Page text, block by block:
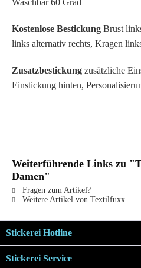
Waschbar 60 Grad
Kostenlose Bestickung Brust
links alternativ rechts, Kragen
Zusatzbestickung zusätzliche
Einstickung hinten,
Weiterführende Links zu
Damen"
Fragen zum Artikel?
Weitere Artikel von Textilfuxx
Stickerei Hotline
Stickerei Service